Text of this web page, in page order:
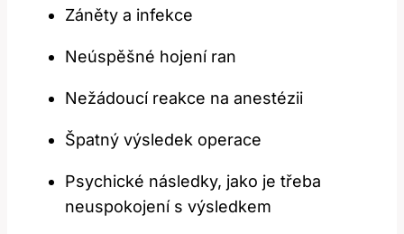
Záněty a infekce
Neúspěšné hojení ran
Nežádoucí reakce na anestézii
Špatný výsledek operace
Psychické následky, jako je třeba
neuspokojení s výsledkem